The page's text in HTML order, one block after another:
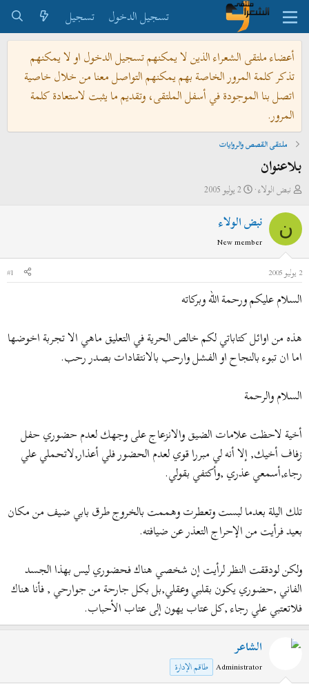
تسجيل الدخول
تسجيل
أعضاء ملتقى الشعراء الذين لا يمكنهم تسجيل الدخول او لا يمكنهم
تذكر كلمة المرور الخاصة بهم يمكنهم التواصل معنا من خلال خاصية
اتصل بنا الموجودة في أسفل الملتقى، وتقديم ما يثبت لاستعادة كلمة
المرور.
ملتقى القصص والروايات
بلاعنوان
ب
ئ
ل
م
و
ع
نبض الولاء
ت
ر
ل
ب
ء
2 يوليو 2005
ن نبض الولاء
New member
2 يوليو 2005
#1
السلام عليكم ورحمة الله وبركاته
هذه من اوائل كتاباتي لكم خالص الحرية في التعليق ماهي الا تجربة اخوضها
اما ان تبوء بالنجاح او الفشل وارحب بالانتقادات بصدر رحب.
السلام والرحمة
أخية لاحظت علامات الضيق والانزعاج على وجهك لعدم حضوري حفل
زفاف أخيك, إلا أنه لي مبررا قوي لعدم الحضور فلي أعذار,لاتحملي علي
رجاء,أسمعي عذري ,وأكتفي بقولي.
تلك اليلة بعدما لبست وتعطرت وهممت بالخروج طرق بابي ضيف من مكان
بعيد فرأيت من الإحراج التعذر عن ضيافته.
ولكن لودققت النظر لرأيت إن شخصي هناك فحضوري ليس بهذا الجسد
الفاني ,حضوري يكون بقلبي وعقلي,بل بكل جارحة من جوارحي , فأنا هناك
فلاتعتبي علي رجاء ,كل عتاب يهون إلى عتاب الأحباب.
الشاعر
Administrator طاقم الإدارة